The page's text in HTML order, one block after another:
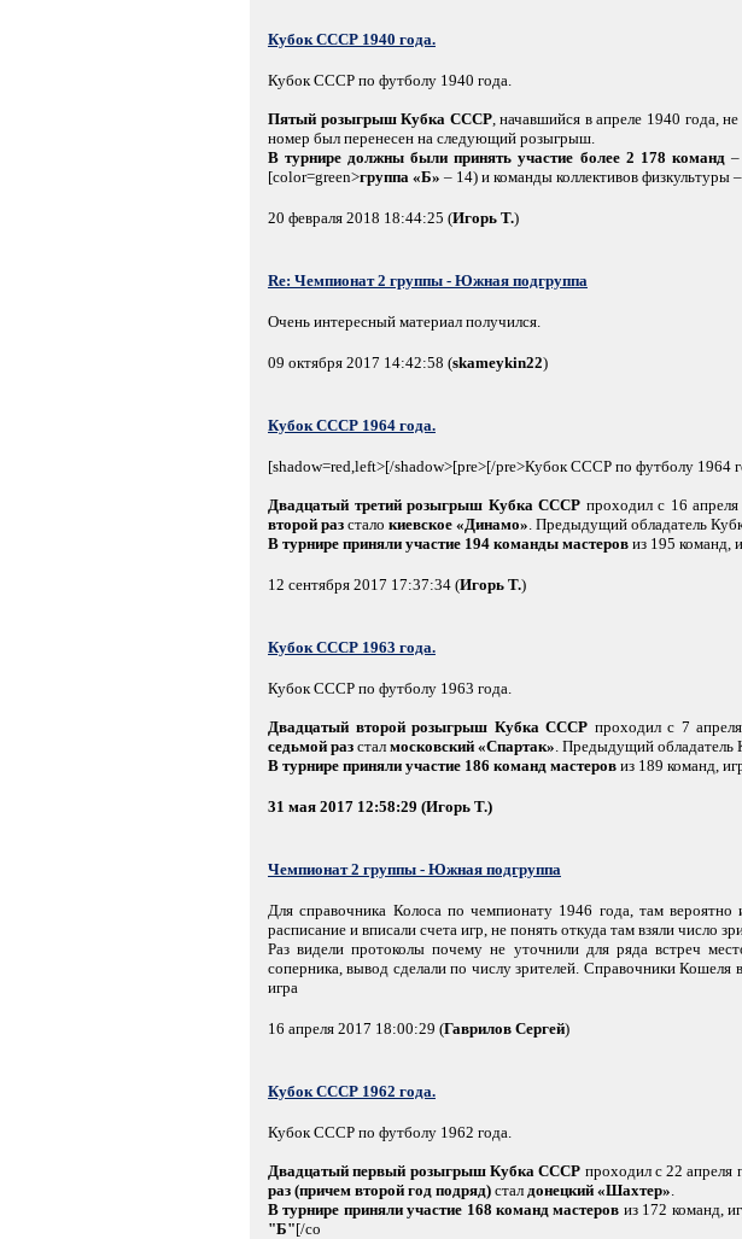
Кубок СССР 1940 года.
Кубок СССР по футболу 1940 года.
Пятый розыгрыш Кубка СССР, начавшийся в апреле 1940 года,
номер был перенесен на следующий розыгрыш.
В турнире должны были принять участие более 2 178 команд–
[color=green>группа «Б» – 14) и команды коллективов физкультуры
20 февраля 2018 18:44:25 (Игорь Т.)
Re: Чемпионат 2 группы - Южная подгруппа
Очень интересный материал получился.
09 октября 2017 14:42:58 (skameykin22)
Кубок СССР 1964 года.
[shadow=red,left>[/shadow>[pre>[/pre>Кубок СССР по футболу 1964
Двадцатый третий розыгрыш Кубка СССР проходил с 16
второй раз стало киевское «Динамо» . Предыдущий обладатель
В турнире приняли участие 194 команды мастеров из 195 команд,
12 сентября 2017 17:37:34 (Игорь Т.)
Кубок СССР 1963 года.
Кубок СССР по футболу 1963 года.
Двадцатый второй розыгрыш Кубка СССР проходил с 7
седьмой раз стал московский «Спартак» . Предыдущий обладатель
В турнире приняли участие 186 команд мастеров из 189 команд,
31 мая 2017 12:58:29 (Игорь Т.)
Чемпионат 2 группы - Южная подгруппа
Для справочника Колоса по чемпионату 1946 года, там вероятно
расписание и вписали счета игр, не понять откуда там взяли число
Раз видели протоколы почему не уточнили для ряда встреч
соперника, вывод сделали по числу зрителей. Справочники
игра
16 апреля 2017 18:00:29 (Гаврилов Сергей)
Кубок СССР 1962 года.
Кубок СССР по футболу 1962 года.
Двадцатый первый розыгрыш Кубка СССР проходил с 22 апреля
раз (причем второй год подряд) стал донецкий «Шахтер»
В турнире приняли участие 168 команд мастеров из 172 команд,
"Б"[/co